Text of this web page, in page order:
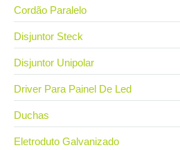
Cordão Paralelo
Disjuntor Steck
Disjuntor Unipolar
Driver Para Painel De Led
Duchas
Eletroduto Galvanizado